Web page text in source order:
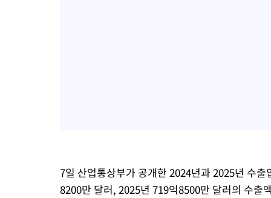
7일 산업통상부가 공개한 2024년과 2025년 수
8200만 달러, 2025년 719억8500만 달러의 수출